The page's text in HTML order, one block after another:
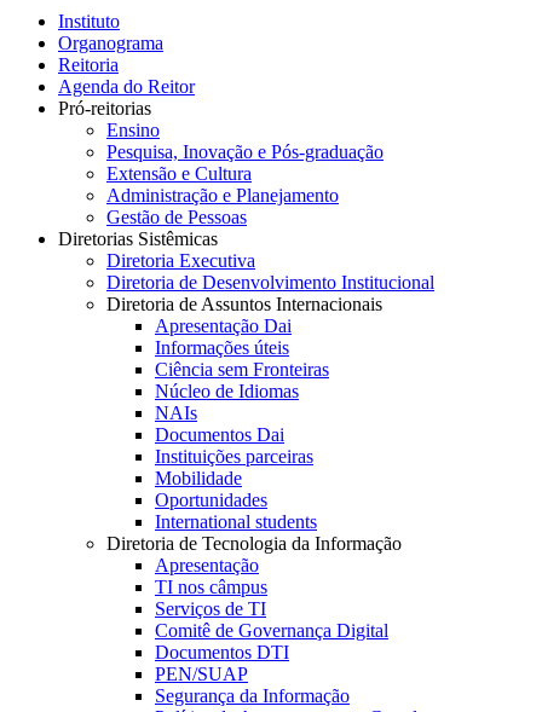
Instituto
Organograma
Reitoria
Agenda do Reitor
Pró-reitorias
Ensino
Pesquisa, Inovação e Pós-graduação
Extensão e Cultura
Administração e Planejamento
Gestão de Pessoas
Diretorias Sistêmicas
Diretoria Executiva
Diretoria de Desenvolvimento Institucional
Diretoria de Assuntos Internacionais
Apresentação Dai
Informações úteis
Ciência sem Fronteiras
Núcleo de Idiomas
NAIs
Documentos Dai
Instituições parceiras
Mobilidade
Oportunidades
International students
Diretoria de Tecnologia da Informação
Apresentação
TI nos câmpus
Serviços de TI
Comitê de Governança Digital
Documentos DTI
PEN/SUAP
Segurança da Informação